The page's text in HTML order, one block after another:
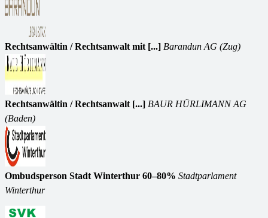
Rechtsanwältin / Rechtsanwalt mit [...] Barandun AG (Zug)
Rechtsanwältin / Rechtsanwalt [...] BAUR HÜRLIMANN AG
(Baden)
Ombudsperson Stadt Winterthur 60–80% Stadtparlament
Winterthur